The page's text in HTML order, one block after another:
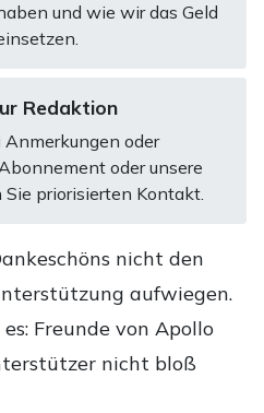
und wie wir das Geld
Redaktion
oder
oder unsere
priorisierten Kontakt.
nicht den
aufwiegen.
Freunde von Apollo
nicht bloß